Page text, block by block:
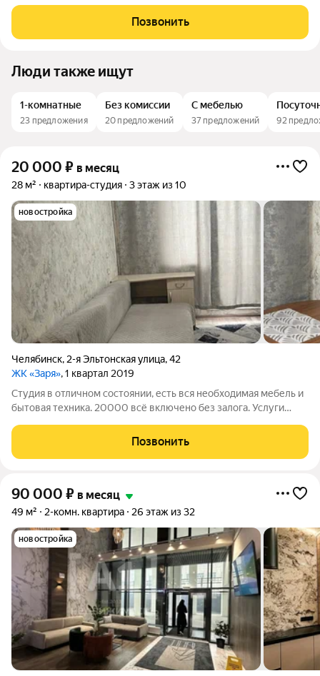
для проживания! Квартира с ремонтом, в хорошем состоянии.
необходимая для
Позвонить
Люди также ищут
1-комнатные
23 предложения
Без комиссии
20 предложений
С мебелью
37 предложений 92
20 000 ₽ в месяц
28 м² квартира-студия 3 этаж из 10
новостройка
Челябинск, 2-я Эльтонская улица,42
ЖК «Заря», 1 квартал 2019
Студия в отличном состоянии, есть вся необходимая мебель и
бытовая техника. 20000 всё включено без залога. Услуги
Позвонить
90 000 ₽ в месяц
49 м² 2-комн. квартира 26 этаж из 32
новостройка